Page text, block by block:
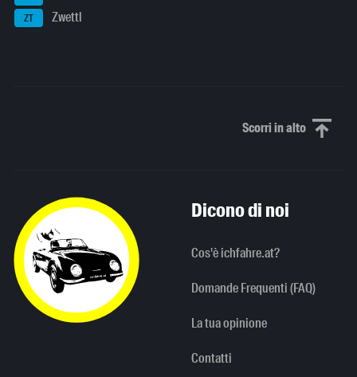
ZT Zwettl
Scorri in altoScorri in alto
Dicono di noi
Cos'è ichfahre.at?
Domande Frequenti (FAQ)
La tua opinione
Contatti